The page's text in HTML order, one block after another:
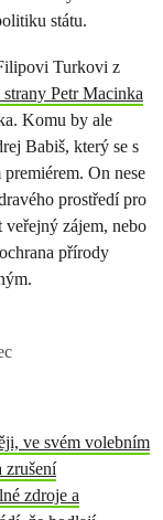
státu.
Turkovi z
Petr Macinka
Komu by ale
Babiš, který se s
On nese
prostředí pro
zájem, nebo
přírody
ve svém volebním
zrušení
zdroje a